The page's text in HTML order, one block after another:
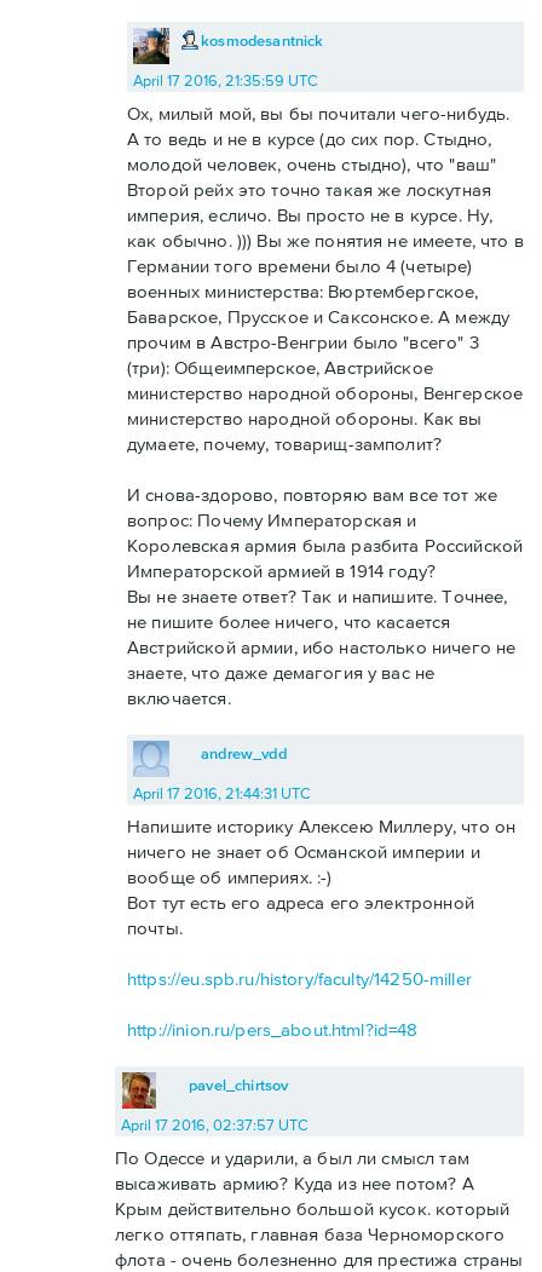
kosmodesantnick
April 17 2016, 21:35:59 UTC
Ох, милый мой, вы бы почитали чего-нибудь.
А то ведь и не в курсе (до сих пор. Стыдно,
молодой человек, очень стыдно), что "ваш"
Второй рейх это точно такая же лоскутная
империя, есличо. Вы просто не в курсе. Ну,
как обычно. ))) Вы же понятия не имеете, что в
Германии того времени было 4 (четыре)
военных министерства: Вюртембергское,
Баварское, Прусское и Саксонское. А между
прочим в Австро-Венгрии было "всего" 3
(три): Общеимперское, Австрийское
министерство народной обороны, Венгерское
министерство народной обороны. Как вы
думаете, почему, товарищ-замполит?
И снова-здорово, повторяю вам все тот же
вопрос: Почему Императорская и
Королевская армия была разбита Российской
Императорской армией в 1914 году?
Вы не знаете ответ? Так и напишите. Точнее,
не пишите более ничего, что касается
Австрийской армии, ибо настолько ничего не
знаете, что даже демагогия у вас не
включается.
andrew_vdd
April 17 2016, 21:44:31 UTC
Напишите историку Алексею Миллеру, что он
ничего не знает об Османской империи и
вообще об империях. :-)
Вот тут есть его адреса его электронной
почты.
https://eu.spb.ru/history/faculty/14250-miller
http://inion.ru/pers_about.html?id=48
pavel_chirtsov
April 17 2016, 02:37:57 UTC
По Одессе и ударили, а был ли смысл там
высаживать армию? Куда из нее потом? А
Крым действительно большой кусок. который
легко оттяпать, главная база Черноморского
флота - очень болезненно для престижа страны